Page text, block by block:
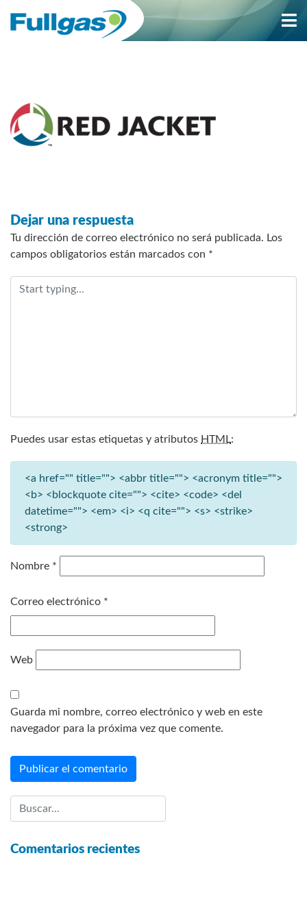
Dejar una respuesta
Tu dirección de correo electrónico no será publicada. Los
campos obligatorios están marcados con *
Puedes usar estas etiquetas y atributos HTML:
<a href="" title=""> <abbr title=""> <acronym title="">
<b> <blockquote cite=""> <cite> <code> <del
datetime=""> <em> <i> <q cite=""> <s> <strike>
<strong>
Nombre *
Correo electrónico *
Web
Guarda mi nombre, correo electrónico y web en este
navegador para la próxima vez que comente.
Comentarios recientes